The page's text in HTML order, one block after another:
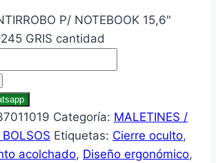
P/ NOTEBOOK 15,6"
GRIS cantidad
Categoría: MALETINES /
Etiquetas: Cierre oculto,
acolchado, Diseño ergonómico,